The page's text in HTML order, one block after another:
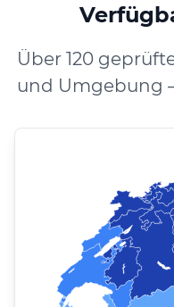
Über 120
und Umgebung